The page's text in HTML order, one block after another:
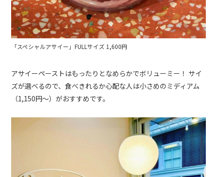
「スペシャルアサイー」FULLサイズ 1,600円
アサイーペーストはもったりとなめらかでボリューミー！ サイ
ズが選べるので、食べきれるか心配な人は小さめのミディアム
（1,150円～）がおすすめです。